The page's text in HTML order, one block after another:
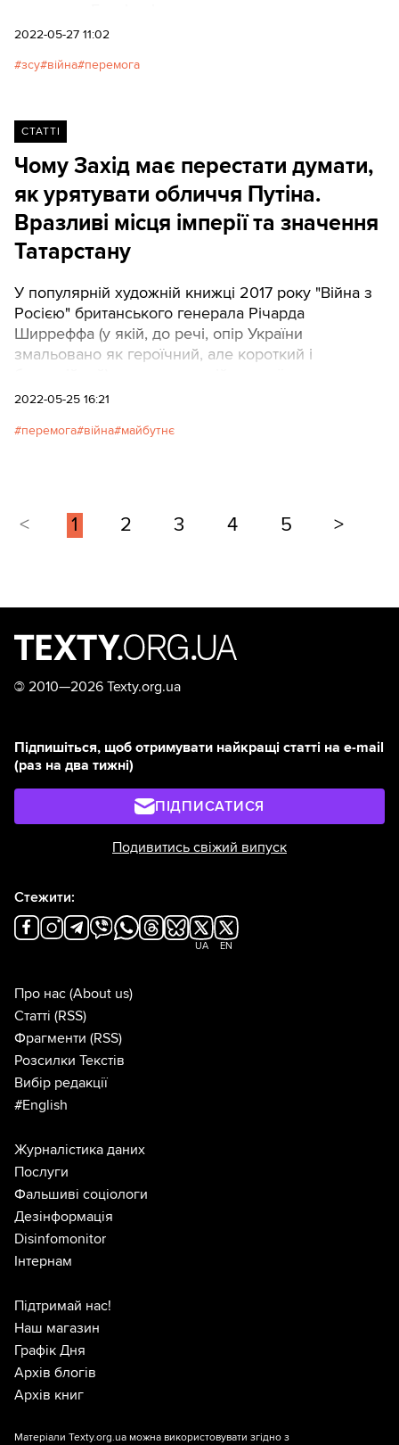
іноземної аудиторії. "Я хотів би, щоб цей текст
перекладали різними мовами. Щоб його
тис. перепостів. "Тексти" публікують звернення
українською та англійською мовами. Далі – пряма
мова.
2022-05-27 11:02
зсу війна перемога
СТАТТІ
Чому Захід має перестати думати,
як урятувати обличчя Путіна.
Вразливі місця імперії та значення
Татарстану
У популярній художній книжці 2017 року "Війна з
Росією" британського генерала Річарда
Ширреффа (у якій, до речі, опір України
змальовано як героїчний, але короткий і
НАТО стає загибель Путіна у ймовірно
наступника з антизахідною риторикою.
2022-05-25 16:21
перемога війна майбутнє
< 1 2 3 4 5 >
© 2010—2026 Texty.org.ua
Підпишіться, щоб отримувати найкращі статті на e-mail
(раз на два тижні)
ПІДПИСАТИСЯ
Подивитись свіжий випуск
Стежити:
UA EN
Про нас (About us)
Статті (RSS)
Фрагменти (RSS)
Розсилки Текстів
Вибір редакції
#English
Журналістика даних
Послуги
Фальшиві соціологи
Дезінформація
Disinfomonitor
Інтернам
Підтримай нас!
Наш магазин
Графік Дня
Архів блогів
Архів книг
Матеріали Texty.org.ua можна використовувати згідно з